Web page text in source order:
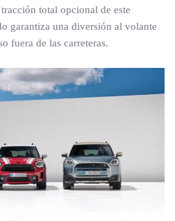
total opcional de este
garantiza una diversión al volante
fuera de las carreteras.